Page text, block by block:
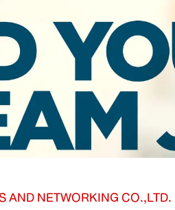
AND NETWORKING CO.,LTD.